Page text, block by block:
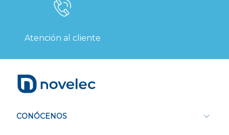
Atención al cliente
CONÓCENOS